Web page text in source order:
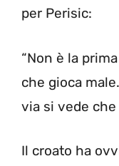
per Perisic:
“Non è la
che gioca
via si vede
Il croato ha